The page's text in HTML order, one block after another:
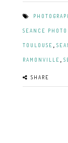
SEANCE
TOULOUSE
RAMONVILLE
SHARE